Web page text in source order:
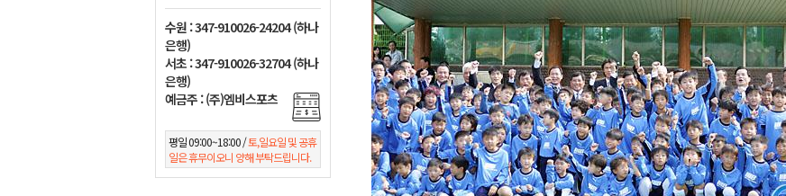
수원 : 347-910026-24204 (하나
은행)
서초 : 347-910026-32704 (하나
은행)
예금주 : (주)엠비스포츠
평일 09:00~18:00 /토,일요일 및 공휴
일은 휴무이오니 양해 부탁드립니다.